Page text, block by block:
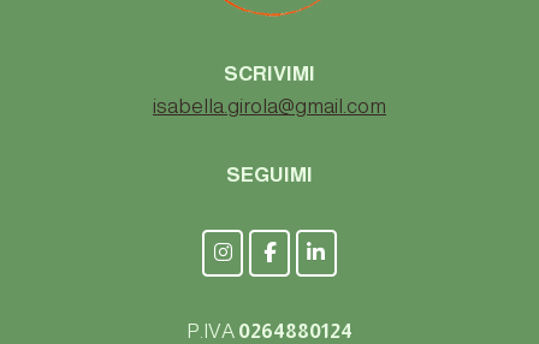
SCRIVIMI
isabella.girola@gmail.com
SEGUIMI
P.IVA 0264880124